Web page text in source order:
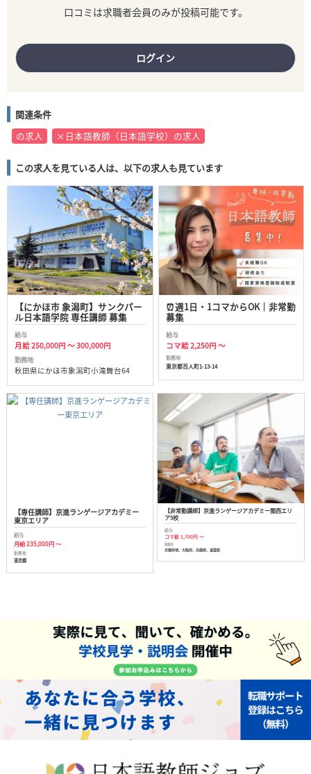
口コミは求職者会員のみが投稿可能です。
ログイン
関連条件
の求人
×日本語教師（日本語学校）の求人
この求人を見ている人は、以下の求人も見ています
【にかほ市 象潟町】サンクパー
ル日本語学院 専任講師 募集
給与
月給 250,000円 ～ 300,000円
勤務地
秋田県にかほ市象潟町小滝舞台64
⏰週1日・1コマからOK｜非常勤
募集
給与
コマ給 2,250円 ～
勤務地
東京都百人町1-13-14
【専任講師】京進ランゲージアカデミー
東京エリア
給与
月給 235,000円 ～
勤務地
東京都
【非常勤講師】京進ランゲージアカデミー関西エリ
ア5校
給与
コマ給 1,700円 ～
勤務地
京都府他、大阪府、兵庫県、滋賀県